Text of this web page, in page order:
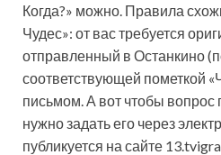
Когда?» можно. Правила
Чудес»: от вас требуется
отправленный в Останкино
соответствующей пометкой
письмом. А вот чтобы вопрос
нужно задать его через
публикуется на сайте